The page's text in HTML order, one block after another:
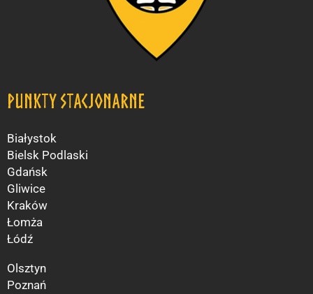
Punkty Stacjonarne
Białystok
Bielsk Podlaski
Gdańsk
Gliwice
Kraków
Łomża
Łódź
Olsztyn
Poznań